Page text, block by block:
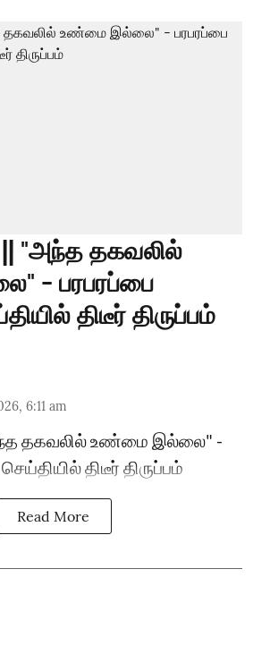
|| "அந்த தகவலில்
- பரபரப்பை
திடீர் திருப்பம்
6:11 am
தகவலில் உண்மை இல்லை" -
திடீர் திருப்பம்
Read More